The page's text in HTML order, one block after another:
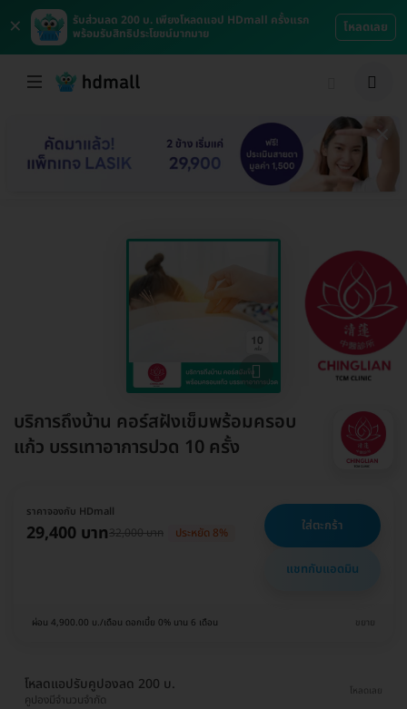
×
รับส่วนลด 200 บ. เพียงโหลดแอป HDmall ครั้งแรก
พร้อมรับสิทธิประโยชน์มากมาย
โหลดเลย
บริการถึงบ้าน คอร์สฝังเข็มพร้อมครอบ
แก้ว บรรเทาอาการปวด 10 ครั้ง
ราคาจองกับ HDmall
29,400 บาท32,000 บาท ประหยัด 8% ใส่ตะกร้า
แชทกับแอดมิน
ผ่อน 4,900.00 บ./เดือน ดอกเบี้ย 0% นาน 6 เดือน ขยาย
โหลดแอปรับคูปองลด 200 บ.
คูปองมีจำนวนจำกัด
โหลดเลย